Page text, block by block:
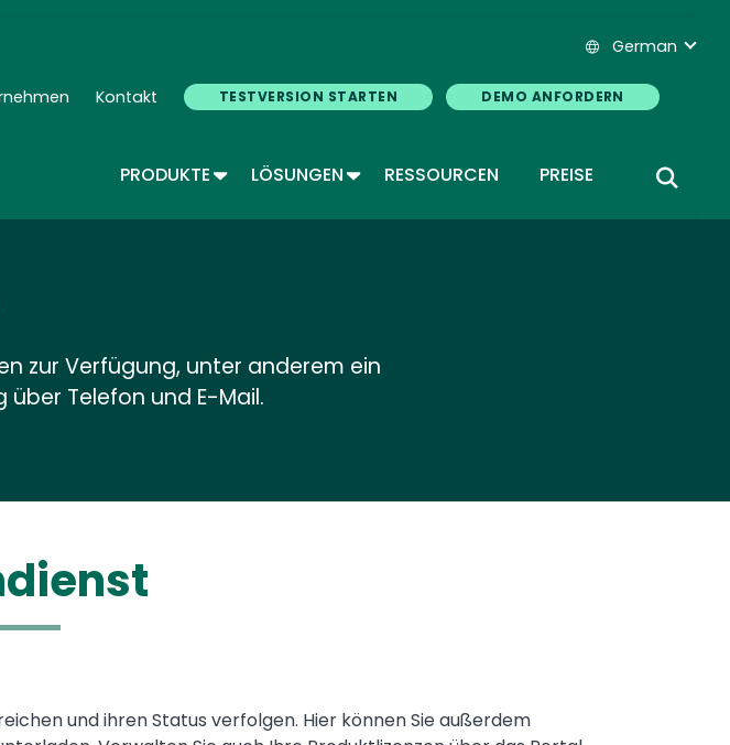
German
Kontakt TESTVERSION STARTEN DEMO ANFORDERN
PRODUKTETOGGLE DROPDOWN
LÖSUNGENTOGGLE DROPDOWN
RESSOURCEN PREISE
zur Verfügung, unter anderem ein
Telefon und E-Mail.
und ihren Status verfolgen. Hier können Sie außerdem